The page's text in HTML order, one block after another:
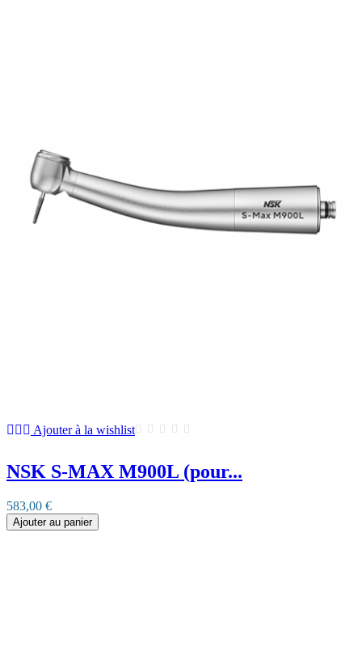
Ajouter à la wishlist
NSK S-MAX M900L (pour...
583,00 €
Ajouter au panier